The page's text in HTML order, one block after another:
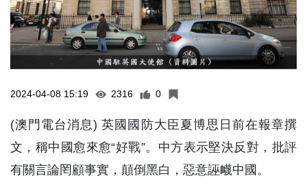
2024-04-08 15:19 2316 0
(澳門電台消息) 英國國防大臣夏博思日前在報章撰
文，稱中國愈來愈“好戰”。中方表示堅決反對，批評
有關言論罔顧事實，顛倒黑白，惡意誣衊中國。